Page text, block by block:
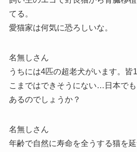
てる。
愛猫家は何気に恐ろしいな。
名無しさん
うちには4匹の超老犬がいます。皆
こまではできそうにない…日本で
あるのでしょうか？
名無しさん
年齢で自然に寿命を全うする猫を